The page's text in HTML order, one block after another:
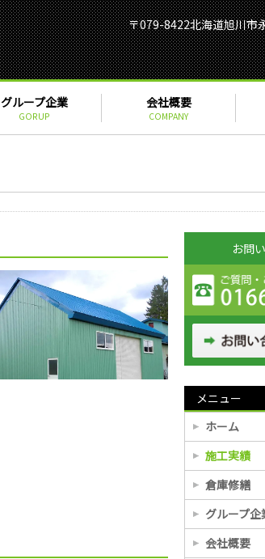
〒079-8422北海道旭川市
グループ企業
GORUP
会社概要
COMPANY
お問
メニュー
ホーム
施工実績
倉庫修繕
グループ企
会社概要